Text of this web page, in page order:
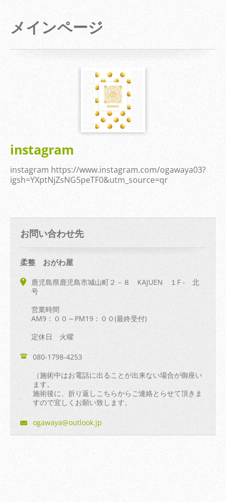
メインページ
instagram
instagram https://www.instagram.com/ogawaya03?
igsh=YXptNjZsNG5peTF0&utm_source=qr
お問い合わせ先
柔整 おがわ屋
鹿児島県鹿児島市城山町２－８ KAJUEN １F - 北
号
営業時間
AM9：００～PM19：００(最終受付)
定休日 火曜
080-1798-4253
（施術中はお電話に出ることが出来ない場合が御座い
ます。
施術後に、折り返しこちらからご連絡とらせて頂きま
すので宜しくお願い致します。
ogawaya@outlook.jp